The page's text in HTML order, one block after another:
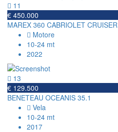
11
€ 450.000
MAREX 360 CABRIOLET CRUISER
Motore
10-24 mt
2022
13
€ 129.500
BENETEAU OCEANIS 35.1
Vela
10-24 mt
2017